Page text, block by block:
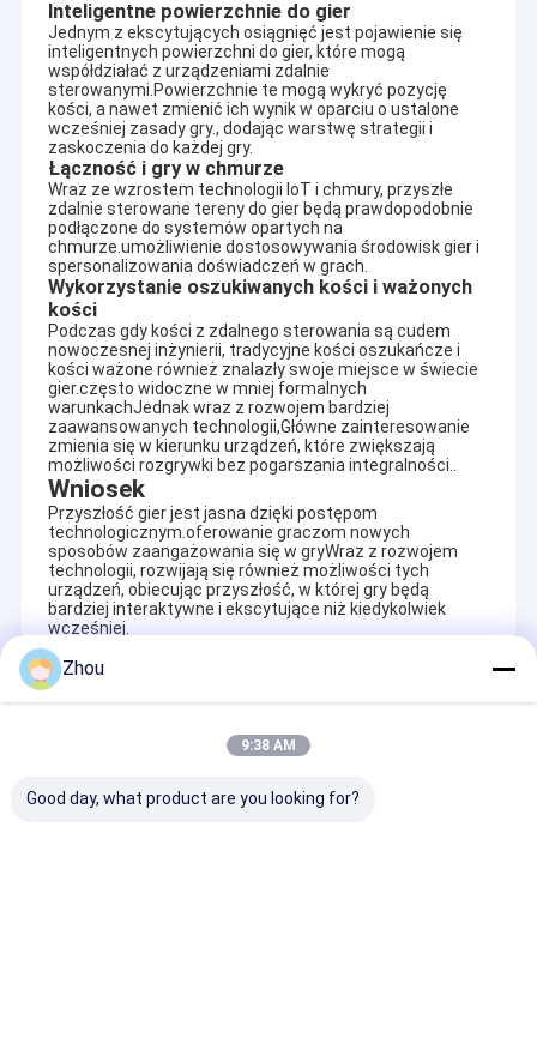
Inteligentne powierzchnie do gier
Jednym z ekscytujących osiągnięć jest pojawienie się
inteligentnych powierzchni do gier, które mogą
współdziałać z urządzeniami zdalnie
sterowanymi.Powierzchnie te mogą wykryć pozycję
kości, a nawet zmienić ich wynik w oparciu o ustalone
wcześniej zasady gry., dodając warstwę strategii i
zaskoczenia do każdej gry.
Łączność i gry w chmurze
Wraz ze wzrostem technologii IoT i chmury, przyszłe
zdalnie sterowane tereny do gier będą prawdopodobnie
podłączone do systemów opartych na
chmurze.umożliwienie dostosowywania środowisk gier i
spersonalizowania doświadczeń w grach.
Wykorzystanie oszukiwanych kości i ważonych
kości
Podczas gdy kości z zdalnego sterowania są cudem
nowoczesnej inżynierii, tradycyjne kości oszukańcze i
kości ważone również znalazły swoje miejsce w świecie
gier.często widoczne w mniej formalnych
warunkachJednak wraz z rozwojem bardziej
zaawansowanych technologii,Główne zainteresowanie
zmienia się w kierunku urządzeń, które zwiększają
możliwości rozgrywki bez pogarszania integralności..
Wniosek
Przyszłość gier jest jasna dzięki postępom
technologicznym.oferowanie graczom nowych
sposobów zaangażowania się w gryWraz z rozwojem
technologii, rozwijają się również możliwości tych
urządzeń, obiecując przyszłość, w której gry będą
bardziej interaktywne i ekscytujące niż kiedykolwiek
wcześniej.
Recommended Products
Zhou
9:38 AM
Good day, what product are you looking for?